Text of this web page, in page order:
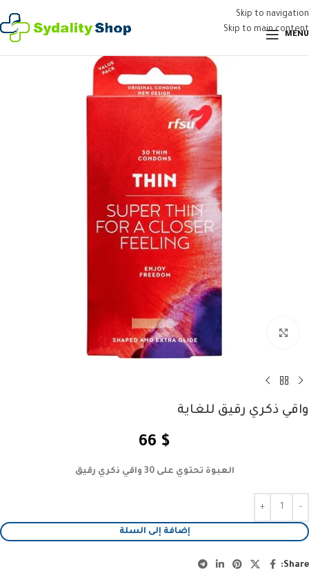
Skip to navigation
Skip to main content
MENU
واقي ذكري رقيق للغاية
66 $
العبوة تحتوي على 30 واقي ذكري رقيق
إضافة إلى السلة
Share: